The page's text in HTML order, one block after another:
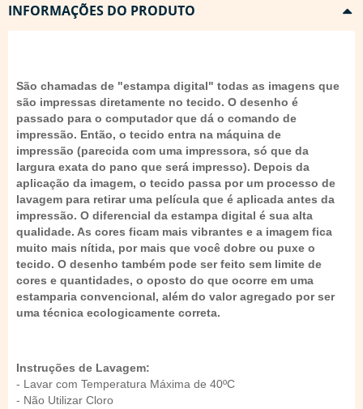
INFORMAÇÕES DO PRODUTO
São chamadas de "estampa digital" todas as imagens que
são impressas diretamente no tecido. O desenho é
passado para o computador que dá o comando de
impressão. Então, o tecido entra na máquina de
impressão (parecida com uma impressora, só que da
largura exata do pano que será impresso). Depois da
aplicação da imagem, o tecido passa por um processo de
lavagem para retirar uma película que é aplicada antes da
impressão. O diferencial da estampa digital é sua alta
qualidade. As cores ficam mais vibrantes e a imagem fica
muito mais nítida, por mais que você dobre ou puxe o
tecido. O desenho também pode ser feito sem limite de
cores e quantidades, o oposto do que ocorre em uma
estamparia convencional, além do valor agregado por ser
uma técnica ecologicamente correta.
Instruções de Lavagem:
- Lavar com Temperatura Máxima de 40ºC
- Não Utilizar Cloro